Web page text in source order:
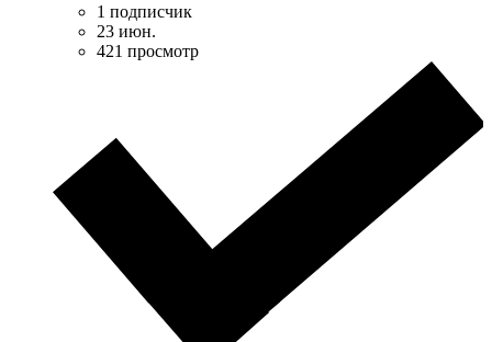
1 подписчик
23 июн.
421 просмотр